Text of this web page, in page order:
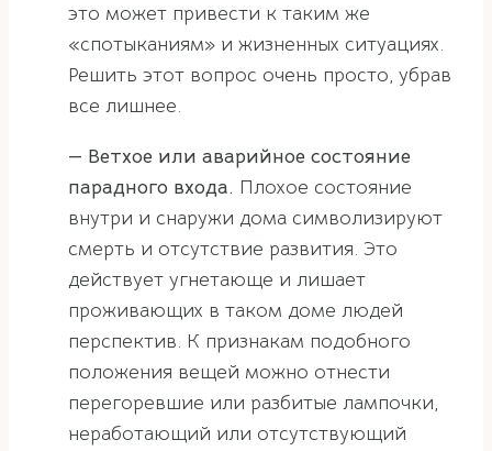
это может привести к таким же
«спотыканиям» и жизненных ситуациях.
Решить этот вопрос очень просто, убрав
все лишнее.
— Ветхое или аварийное состояние
парадного входа. Плохое состояние
внутри и снаружи дома символизируют
смерть и отсутствие развития. Это
действует угнетающе и лишает
проживающих в таком доме людей
перспектив. К признакам подобного
положения вещей можно отнести
перегоревшие или разбитые лампочки,
неработающий или отсутствующий